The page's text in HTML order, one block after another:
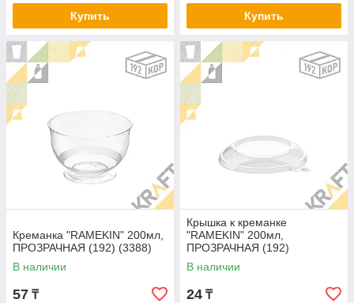
Купить Купить
Креманка "RAMEKIN" 200мл,
ПРОЗРАЧНАЯ (192) (3388)
В наличии
57 ₸
Крышка к креманке
"RAMEKIN" 200мл,
ПРОЗРАЧНАЯ (192)
В наличии
24 ₸